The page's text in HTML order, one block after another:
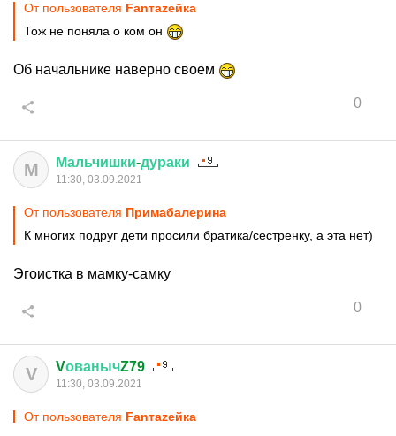
От пользователя Fanтаzeйкa
Тож не поняла о ком он
Об начальнике наверно своем
0
М Мальчишки-дураки
11:30, 03.09.2021
От пользователя Примaбaлерина
К многих подруг дети просили братика/сестренку, а эта нет)
Эгоистка в мамку-самку
0
V VованычZ79
11:30, 03.09.2021
От пользователя Fanтаzeйкa